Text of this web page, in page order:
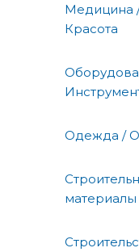
Медицина
Красота
Одежда /
материалы